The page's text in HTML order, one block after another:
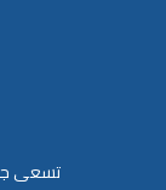
تسعى